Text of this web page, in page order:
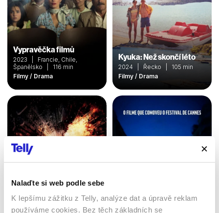
Nalaďte si web podle sebe
K lepšímu zážitku z Telly, analýze dat a úpravě reklam
používáme cookies. Bez těch základních se
Vypravěčka filmů
2023 | Francie, Chile,
Španělsko | 116 min
Filmy / Drama
Kyuka: Než skončí léto
2024 | Řecko | 105 min
Filmy / Drama
Temný rytíř povstal